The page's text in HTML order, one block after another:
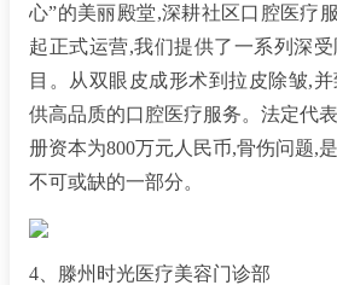
心”的美丽殿堂,深耕社区口腔医疗
起正式运营,我们提供了一系列深
目。从双眼皮成形术到拉皮除皱,
供高品质的口腔医疗服务。法定代
册资本为800万元人民币,骨伤问题,
不可或缺的一部分。
4、滕州时光医疗美容门诊部